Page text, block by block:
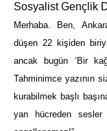
Sosyalist Gençlik
Merhaba. Ben,
düşen 22 kişiden
ancak bugün ‘Bir
Tahminimce yazının
kurabilmek başlı
yan hücreden sesler